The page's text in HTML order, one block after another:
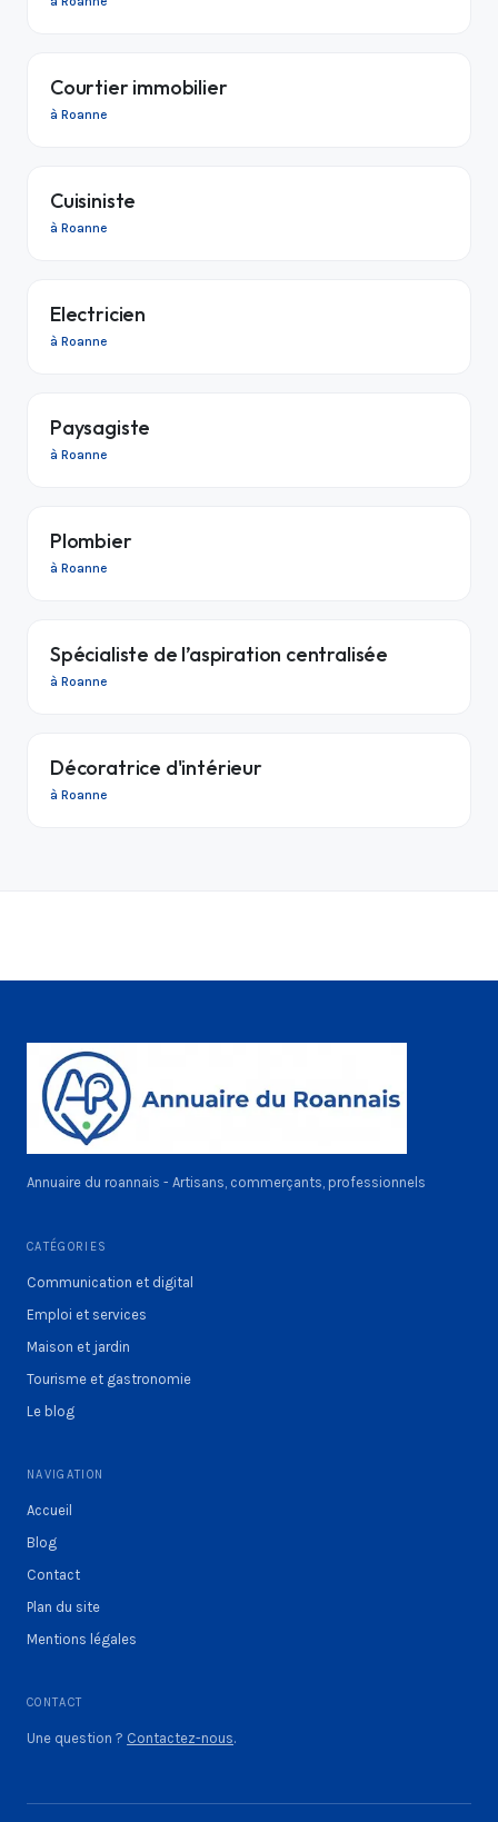
Courtier immobilier
à Roanne
Cuisiniste
à Roanne
Electricien
à Roanne
Paysagiste
à Roanne
Plombier
à Roanne
Spécialiste de l’aspiration centralisée
à Roanne
Décoratrice d'intérieur
à Roanne
Annuaire du roannais - Artisans, commerçants, professionnels
CATÉGORIES
Communication et digital
Emploi et services
Maison et jardin
Tourisme et gastronomie
Le blog
NAVIGATION
Accueil
Blog
Contact
Plan du site
Mentions légales
CONTACT
Une question ? Contactez-nous.